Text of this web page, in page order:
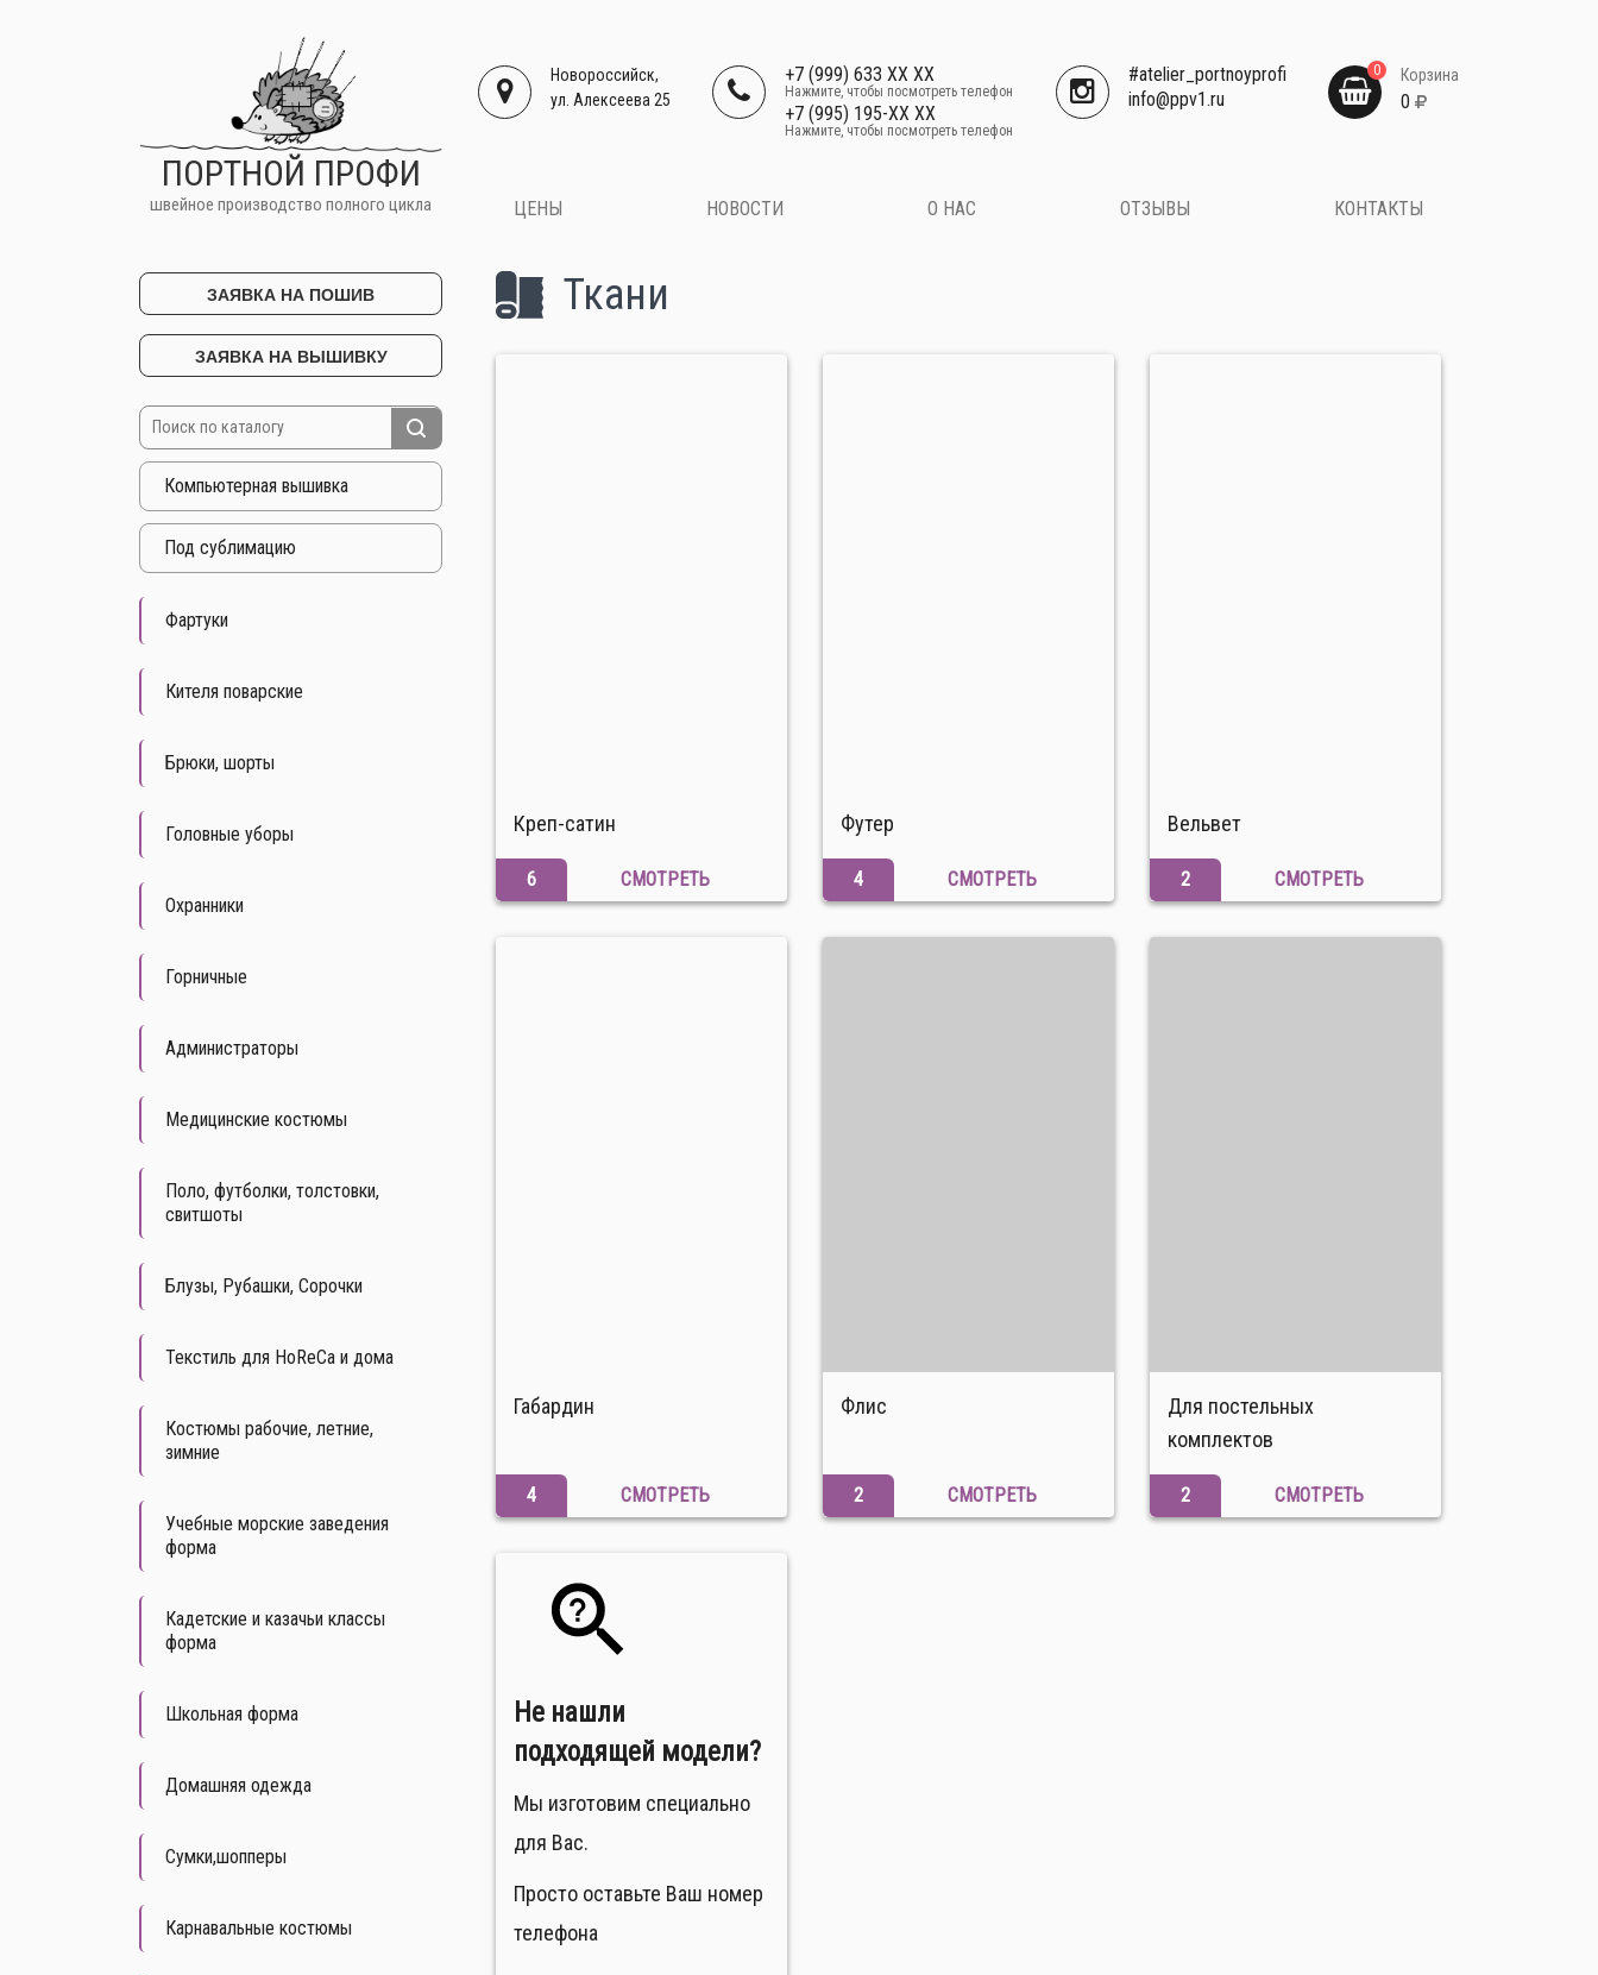
ПОРТНОЙ ПРОФИ
швейное производство полного цикла
Новороссийск,
ул. Алексеева 25
+7 (999) 633 XX XX
Нажмите, чтобы посмотреть телефон
+7 (995) 195-XX XX
Нажмите, чтобы посмотреть телефон
#atelier_portnoyprofi
​info@ppv1.ru
0 Корзина
0
ЦЕНЫ НОВОСТИ О НАС ОТЗЫВЫ КОНТАКТЫ
ЗАЯВКА НА ПОШИВ
ЗАЯВКА НА ВЫШИВКУ
Компьютерная вышивка
Под cублимацию
Фартуки
Кителя поварские
Брюки, шорты
Головные уборы
Охранники
Горничные
Администраторы
Медицинские костюмы
Поло, футболки, толстовки,
свитшоты
Блузы, Рубашки, Сорочки
Текстиль для HoReCa и дома
Костюмы рабочие, летние,
зимние
Учебные морские заведения
форма
Кадетские и казачьи классы
форма
Школьная форма
Домашняя одежда
Сумки,шопперы
Карнавальные костюмы
Ткани
Креп-сатин
6 СМОТРЕТЬ
Футер
4 СМОТРЕТЬ
Вельвет
2 СМОТРЕТЬ
Габардин
4 СМОТРЕТЬ
Флис
2 СМОТРЕТЬ
Для постельных
комплектов
2 СМОТРЕТЬ
Не нашли
подходящей модели?
Мы изготовим специально
для Вас.
Просто оставьте Ваш номер
телефона